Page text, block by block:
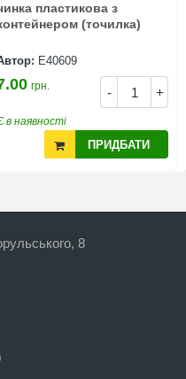
пластикова з
(точилка)
Е40609
- +
грн.
в наявності
ПРИДБАТИ
8